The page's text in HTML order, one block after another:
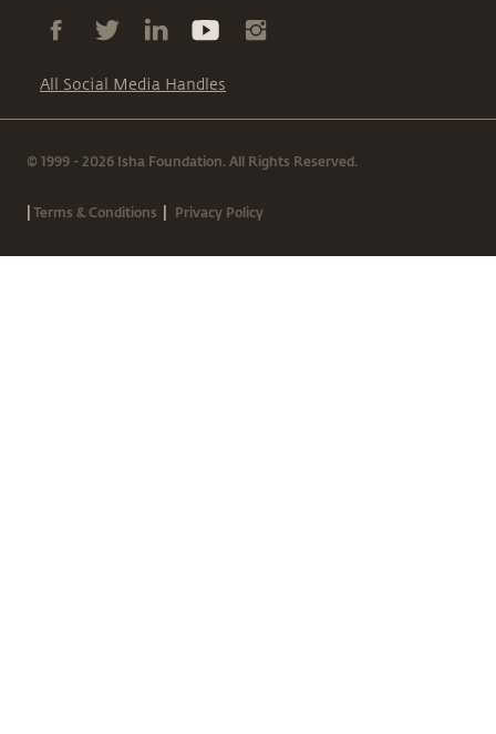
All Social Media Handles
© 1999 - 2026 Isha Foundation. All Rights Reserved.
|Terms & Conditions | Privacy Policy